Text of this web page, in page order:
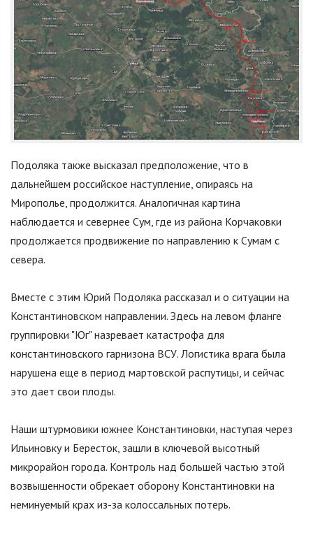
Подоляка также высказал предположение, что в
дальнейшем российское наступление, опираясь на
Мирополье, продолжится. Аналогичная картина
наблюдается и севернее Сум, где из района Корчаковки
продолжается продвижение по направлению к Сумам с
севера.
Вместе с этим Юрий Подоляка рассказал и о ситуации на
Константиновском направлении. Здесь на левом фланге
группировки "Юг"назревает катастрофа для
константиновского гарнизона ВСУ. Логистика врага была
нарушена еще в период мартовской распутицы, и сейчас
это дает свои плоды.
Наши штурмовики южнее Константиновки, наступая через
Ильиновку и Бересток, зашли в ключевой высотный
микрорайон города. Контроль над большей частью этой
возвышенности обрекает оборону Константиновки на
неминуемый крах из-за колоссальных потерь.